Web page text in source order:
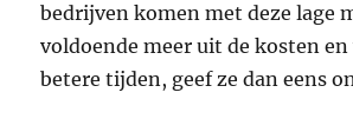
bedrijven komen met deze lage
voldoende meer uit de kosten
betere tijden, geef ze dan eens